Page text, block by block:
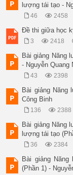
lượng tái tạo -
46 2458
Đề thi giữa học
3 2418
Bài giảng Năng
- Nguyễn Quang
43 2398
Bài giảng
Công Binh
136 2388
Bài giảng Năng
lượng tái tạo
36 2384
Bài giảng
(Phần 1) -